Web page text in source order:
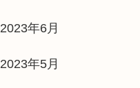
2023年6月
2023年5月